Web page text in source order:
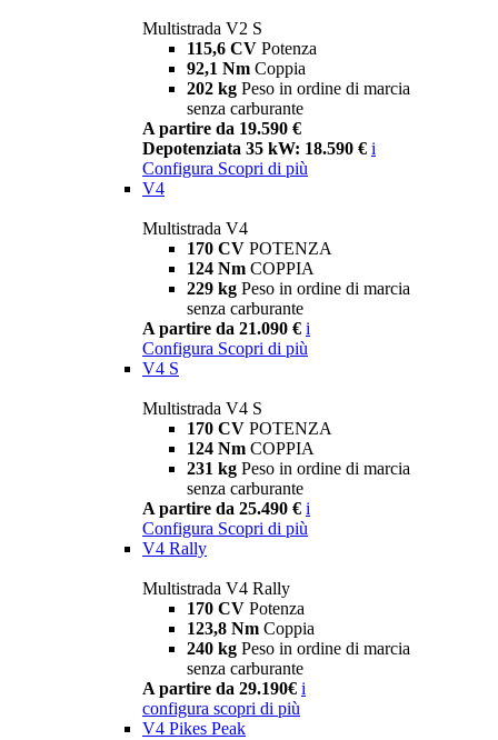
Multistrada V2 S
115,6 CV Potenza
92,1 Nm Coppia
202 kg Peso in ordine di marcia
senza carburante
A partire da 19.590 €
Depotenziata 35 kW: 18.590 € i
Configura Scopri di più
V4
Multistrada V4
170 CV POTENZA
124 Nm COPPIA
229 kg Peso in ordine di marcia
senza carburante
A partire da 21.090 € i
Configura Scopri di più
V4 S
Multistrada V4 S
170 CV POTENZA
124 Nm COPPIA
231 kg Peso in ordine di marcia
senza carburante
A partire da 25.490 € i
Configura Scopri di più
V4 Rally
Multistrada V4 Rally
170 CV Potenza
123,8 Nm Coppia
240 kg Peso in ordine di marcia
senza carburante
A partire da 29.190€ i
configura scopri di più
V4 Pikes Peak